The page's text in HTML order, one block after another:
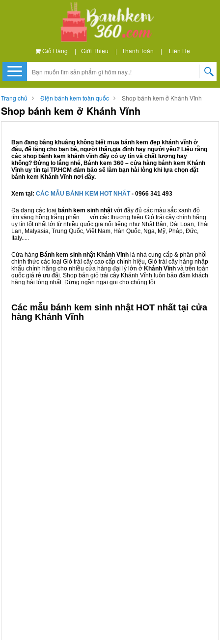
Giỏ Hàng | Giới Thiệu | Thanh Toán | Liên Hệ
Trang chủ Điện bánh kem toàn quốc Shop bánh kem ở Khánh Vĩnh
Shop bánh kem ở Khánh Vĩnh
Bạn đang bâng khuâng không biết mua bánh kem đẹp khánh vĩnh ở
đâu, để tặng cho bạn bè, người thân,gia đình hay người yêu? Liệu rằng
các shop bánh kem khánh vĩnh đấy có uy tín và chất lượng hay
không? Đừng lo lắng nhé, Bánh kem 360 – cửa hàng bánh kem Khánh
Vĩnh uy tín tại TP.HCM đảm bảo sẽ làm bạn hài lòng khi lựa chọn đặt
bánh kem Khánh Vĩnh nơi đây.
Xem tại: CÁC MẪU BÁNH KEM HOT NHẤT- 0966 341 493
Đa dạng các loại bánh kem sinh nhật với đầy đủ các màu sắc xanh đỏ
tím vàng hồng trắng phấn...... với các thương hiệu Giỏ trái cây chính hãng
uy tín tốt nhất tới từ nhiều quốc gia nổi tiếng như Nhật Bản, Đài Loan, Thái
Lan, Malyasia, Trung Quốc, Việt Nam, Hàn Quốc, Nga, Mỹ, Pháp, Đức,
Italy.....
Cửa hàng Bánh kem sinh nhật Khánh Vĩnh là nhà cung cấp & phân phối
chính thức các loại Giỏ trái cây cao cấp chính hiệu, Giỏ trái cây hàng nhập
khẩu chính hãng cho nhiều cửa hàng đại lý lớn ở Khánh Vĩnh và trên toàn
quốc giá rẻ ưu đãi. Shop bán giỏ trái cây Khánh Vĩnh luôn bảo đảm khách
hàng hài lòng nhất. Đừng ngần ngại gọi cho chúng tôi
Các mẫu bánh kem sinh nhật HOT nhất tại cửa
hàng Khánh Vĩnh